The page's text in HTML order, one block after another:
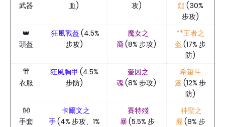
武器
血)
攻)
鎚 (30%
步攻)
👑
頭盔
狂風戰盔 (4.5%
步攻)
魔女之
裔(8% 步攻)
**王者之
盔 (17% 步
防)
👘
衣服
狂風胸甲 (4.5%
步防)
奎因之
魂(8% 步攻)
希望斗
篷 (12% 步
防)
👐
手套
卡爾文之
手(4% 步攻、1%
賽特殘
暴(5.5% 步
神聖之
握(8% 步